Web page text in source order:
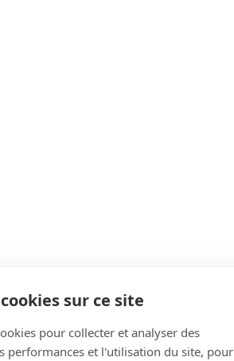
sur ce site
pour collecter et analyser des
performances et l'utilisation du site, pour